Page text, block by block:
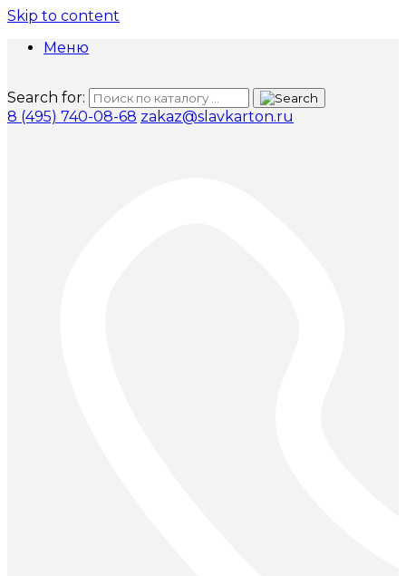
Skip to content
Меню
Search for:
8 (495) 740-08-68 zakaz@slavkarton.ru